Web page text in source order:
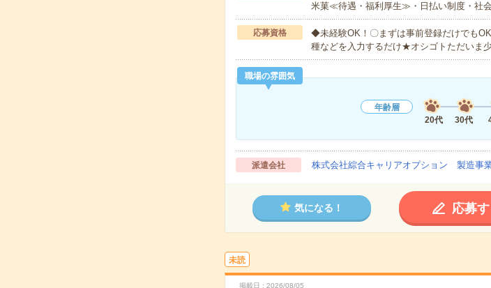
米菓≪待遇・福利厚生≫・日払い制度・社
応募資格
◆未経験OK！〇まずは事前登録だけでも
種などを入力するだけ★オシゴトただいま
職場の雰囲気
年齢層
20代
30代
派遣会社 株式会社綜合キャリアオプション 製造事業
気になる！ 応募
未読
掲載日 2026/08/05